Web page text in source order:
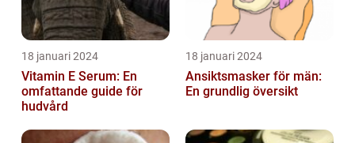
18 januari 2024
Vitamin E Serum: En
omfattande guide för
hudvård
18 januari 2024
Ansiktsmasker för män:
En grundlig översikt